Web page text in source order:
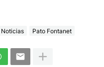
Noticias Pato Fontanet